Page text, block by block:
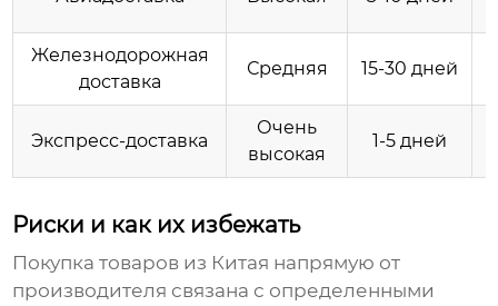
Железнодорожная
доставка
Средняя 15-30 дней
Экспресс-доставка
Очень
высокая
1-5 дней
Риски и как их избежать
Покупка товаров из Китая напрямую от
производителя связана с определенными